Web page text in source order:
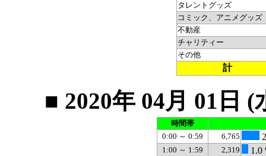
タレントグッズ
コミック、アニメグッズ
不動産
チャリティー
その他
計
■ 2020年 04月 01日
時間帯
0:00 ～ 0:59
6,765
1:00 ～ 1:59 2,319 1.0